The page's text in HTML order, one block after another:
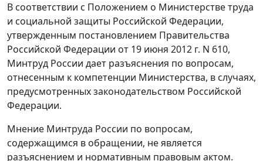
В соответствии с Положением о Министерстве труда
и социальной защиты Российской Федерации,
утвержденным постановлением Правительства
Российской Федерации от 19 июня 2012 г. N 610,
Минтруд России дает разъяснения по вопросам,
отнесенным к компетенции Министерства, в случаях,
предусмотренных законодательством Российской
Федерации.
Мнение Минтруда России по вопросам,
содержащимся в обращении, не является
разъяснением и нормативным правовым актом.